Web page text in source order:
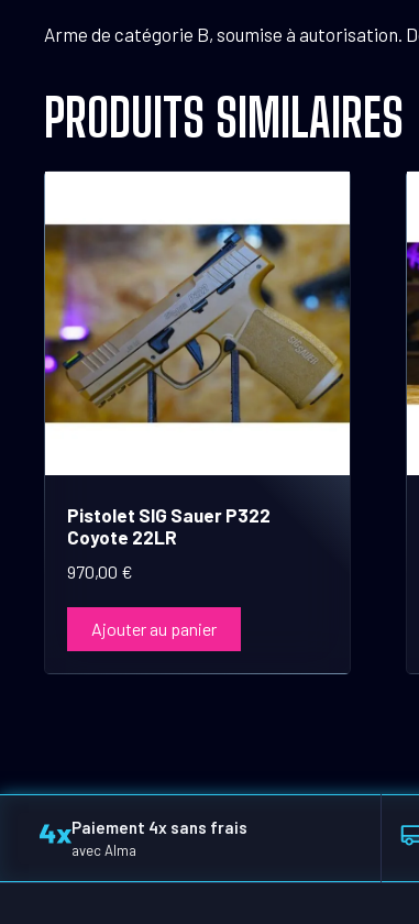
Arme de catégorie B, soumise à autorisation.
PRODUITS SIMILAIRES
Pistolet SIG Sauer P322
Coyote 22LR
970,00 €
Ajouter au panier
Paiement 4x sans frais
avec Alma